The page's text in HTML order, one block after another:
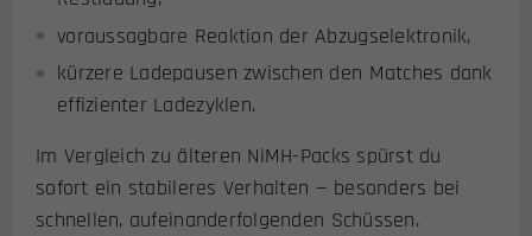
voraussagbare Reaktion der Abzugselektronik,
kürzere Ladepausen zwischen den Matches dank
effizienter Ladezyklen.
Im Vergleich zu älteren NiMH-Packs spürst du
sofort ein stabileres Verhalten — besonders bei
schnellen, aufeinanderfolgenden Schüssen.